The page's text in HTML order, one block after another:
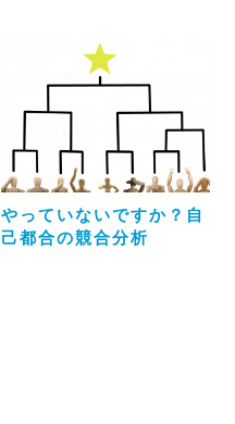
やっていないですか？自
己都合の競合分析